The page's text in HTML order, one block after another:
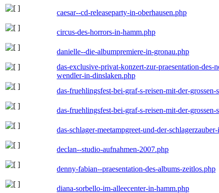
caesar--cd-releaseparty-in-oberhausen.php
circus-des-horrors-in-hamm.php
danielle--die-albumpremiere-in-gronau.php
das-exclusive-privat-konzert-zur-praesentation-
wendler-in-dinslaken.php
das-fruehlingsfest-bei-graf-s-reisen-mit-der-
das-fruehlingsfest-bei-graf-s-reisen-mit-der-
das-schlager-meetampgreet-und-der-
declan--studio-aufnahmen-2007.php
denny-fabian--praesentation-des-albums-zeitlos.php
diana-sorbello-im-alleecenter-in-hamm.php